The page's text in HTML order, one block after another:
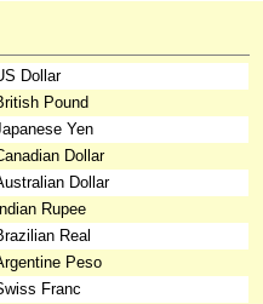
Dollar
Pound
Yen
Dollar
Dollar
Indian Rupee
Real
Peso
Franc